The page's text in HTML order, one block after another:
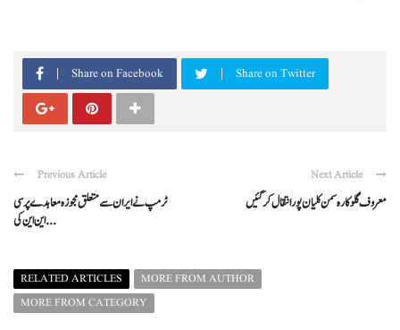
Share on Facebook Share on Twitter
Previous Article
ٹرمپ نے ایران سے متعلق مجوزہ معاہدے پر سی
این این کی ...
Next Article
معروف گلوکارہ سمن کلیان پور انتقال کر گئیں
RELATED ARTICLES
MORE FROM AUTHOR
MORE FROM CATEGORY